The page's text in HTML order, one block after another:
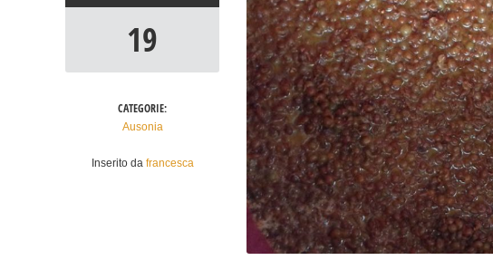
19
CATEGORIE:
Ausonia
Inserito da francesca